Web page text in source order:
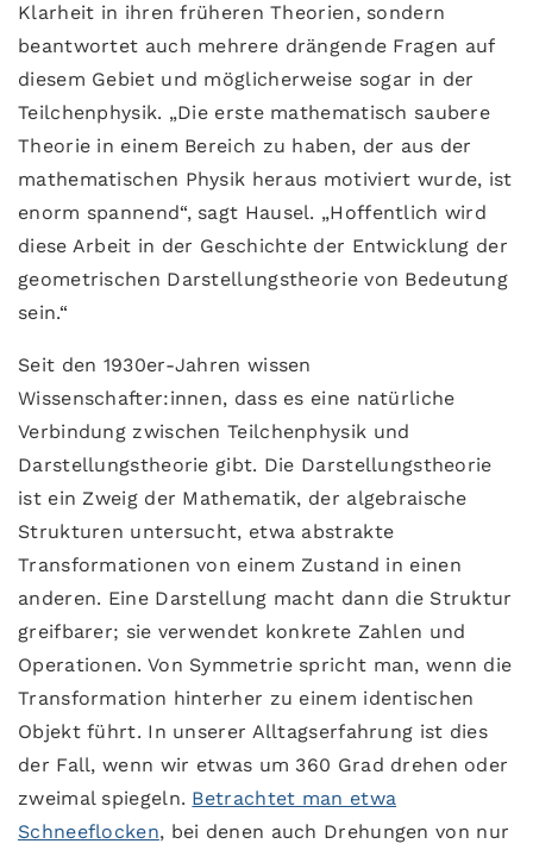
Klarheit in ihren früheren Theorien, sondern
beantwortet auch mehrere drängende Fragen auf
diesem Gebiet und möglicherweise sogar in der
Teilchenphysik. „Die erste mathematisch saubere
Theorie in einem Bereich zu haben, der aus der
mathematischen Physik heraus motiviert wurde, ist
enorm spannend“, sagt Hausel. „Hoffentlich wird
diese Arbeit in der Geschichte der Entwicklung der
geometrischen Darstellungstheorie von Bedeutung
sein.“
Seit den 1930er-Jahren wissen
Wissenschafter:innen, dass es eine natürliche
Verbindung zwischen Teilchenphysik und
Darstellungstheorie gibt. Die Darstellungstheorie
ist ein Zweig der Mathematik, der algebraische
Strukturen untersucht, etwa abstrakte
Transformationen von einem Zustand in einen
anderen. Eine Darstellung macht dann die Struktur
greifbarer; sie verwendet konkrete Zahlen und
Operationen. Von Symmetrie spricht man, wenn die
Transformation hinterher zu einem identischen
Objekt führt. In unserer Alltagserfahrung ist dies
der Fall, wenn wir etwas um 360 Grad drehen oder
zweimal spiegeln. Betrachtet man etwa
Schneeflocken, bei denen auch Drehungen von nur